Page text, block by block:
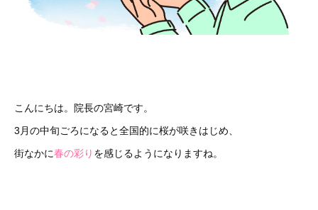
こんにちは。院長の宮崎です。
3月の中旬ごろになると全国的に桜が咲きはじめ、
街なかに春の彩り を感じるようになりますね。